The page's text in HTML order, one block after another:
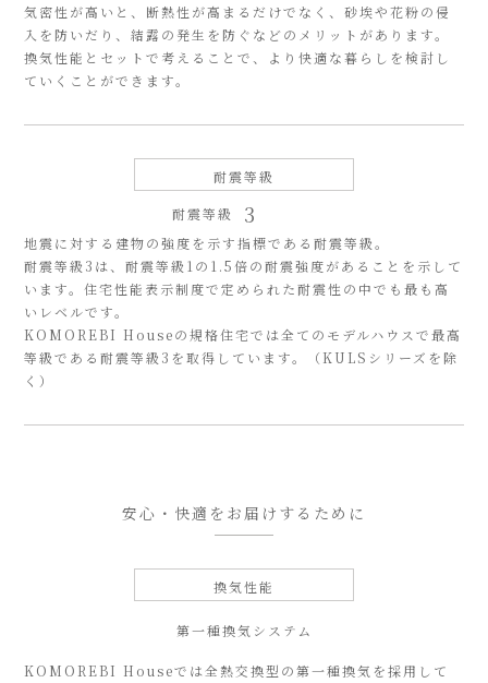
気密性が高いと、断熱性が高まるだけでなく、砂埃や花粉の侵
入を防いだり、結露の発生を防ぐなどのメリットがあります。
換気性能とセットで考えることで、より快適な暮らしを検討し
ていくことができます。
耐震等級
耐震等級
3
地震に対する建物の強度を示す指標である耐震等級。
耐震等級3は、耐震等級1の1.5倍の耐震強度があることを示して
います。住宅性能表示制度で定められた耐震性の中でも最も高
いレベルです。
KOMOREBI Houseの規格住宅では全てのモデルハウスで最高
等級である耐震等級3を取得しています。（KULSシリーズを除
く）
安心・快適をお届けするために
換気性能
第一種換気システム
KOMOREBI Houseでは全熱交換型の第一種換気を採用して